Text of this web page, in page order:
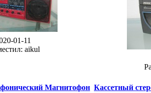
01-11
aikul
Магнитофон Кассетный